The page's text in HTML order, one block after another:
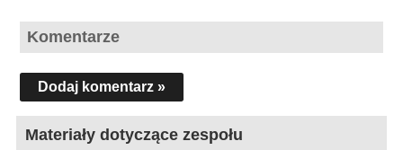
Komentarze
Dodaj komentarz »
Materiały dotyczące zespołu